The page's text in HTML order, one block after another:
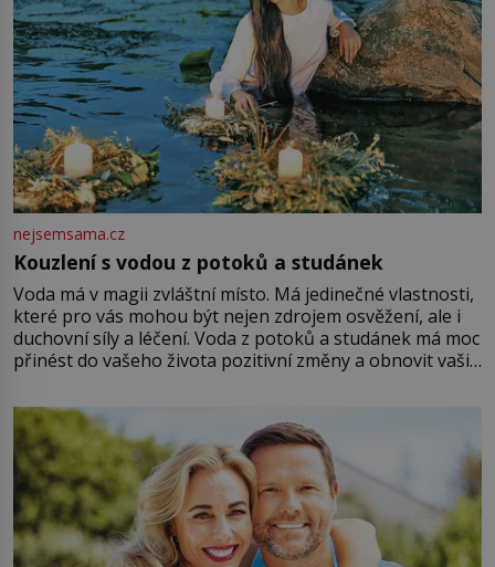
nejsemsama.cz
Kouzlení s vodou z potoků a studánek
Voda má v magii zvláštní místo. Má jedinečné vlastnosti,
které pro vás mohou být nejen zdrojem osvěžení, ale i
duchovní síly a léčení. Voda z potoků a studánek má moc
přinést do vašeho života pozitivní změny a obnovit vaši
můžete obohatit své rituály a přinést do svého života
větší harmonii a klid. Je důležité